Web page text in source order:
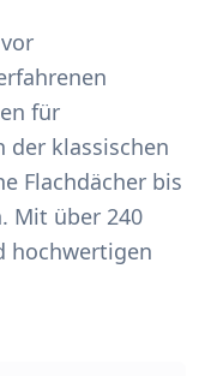
für
der klassischen
Flachdächer bis
Mit über 240
hochwertigen